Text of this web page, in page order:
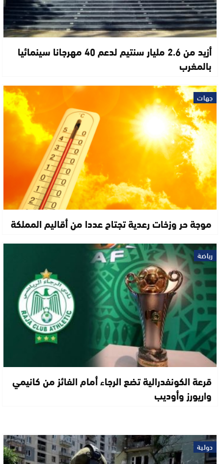
أزيد من 2.6 مليار سنتيم لدعم 40 مهرجانا سينمائيا
بالمغرب
جهات
موجة حر وزخات رعدية تجتاح عددا من أقاليم المملكة
رياضة
قرعة الكونفدرالية تضع الرجاء أمام الفائز من كانيمي
واريورز وأوديب
دولية